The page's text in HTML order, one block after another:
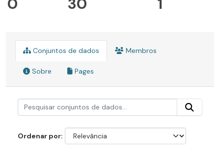
0 30 1
Conjuntos de dados Membros
Sobre Pages
Ordenar por